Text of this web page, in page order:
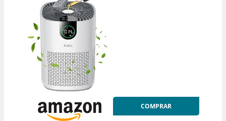
COMPRAR